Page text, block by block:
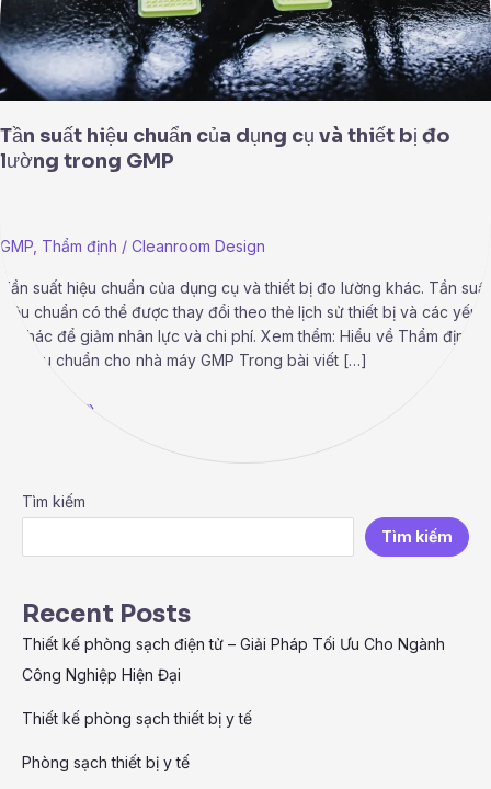
Tần suất hiệu chuẩn của dụng cụ và thiết bị đo
lường trong GMP
GMP Thẩm định / Cleanroom Design
Tần suất hiệu chuẩn của dụng cụ và thiết bị đo lường khác. Tần suất
hiệu chuẩn có thể được thay đổi theo thẻ lịch sử thiết bị và các yếu
tố khác để giảm nhân lực và chi phí. Xem thểm: Hiểu về Thẩm định
và hiệu chuẩn cho nhà máy GMP Trong bài viết […]
bị
đo
lường
trong
GMP
Read More »
Tìm kiếm
Tìm kiếm
Recent Posts
Thiết kế phòng sạch điện tử – Giải Pháp Tối Ưu Cho Ngành
Công Nghiệp Hiện Đại
Thiết kế phòng sạch thiết bị y tế
Phòng sạch thiết bị y tế